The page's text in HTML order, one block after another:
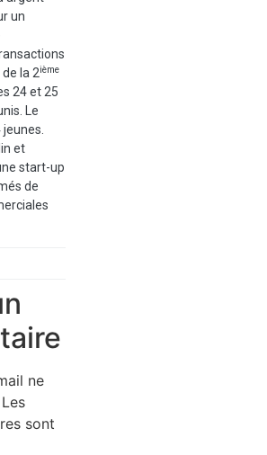
un
de la 2ième
24 et 25
Le
et
start-up
de
ne
Les
sont